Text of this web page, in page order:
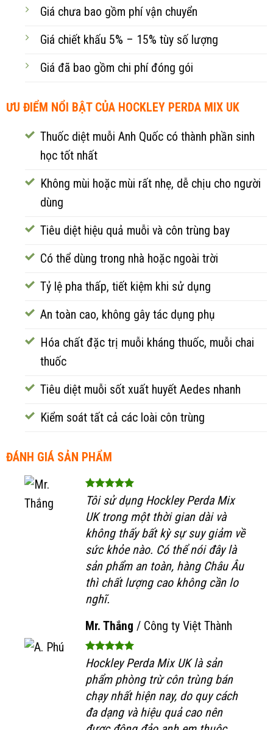
Giá chưa bao gồm phí vận chuyển
Giá chiết khấu 5% – 15% tùy số lượng
Giá đã bao gồm chi phí đóng gói
ƯU ĐIỂM NỔI BẬT CỦA HOCKLEY PERDA MIX UK
Thuốc diệt muỗi Anh Quốc có thành phần sinh
học tốt nhất
Không mùi hoặc mùi rất nhẹ, dễ chịu cho người
dùng
Tiêu diệt hiệu quả muỗi và côn trùng bay
Có thể dùng trong nhà hoặc ngoài trời
Tỷ lệ pha thấp, tiết kiệm khi sử dụng
An toàn cao, không gây tác dụng phụ
Hóa chất đặc trị muỗi kháng thuốc, muỗi chai
thuốc
Tiêu diệt muỗi sốt xuất huyết Aedes nhanh
Kiểm soát tất cả các loài côn trùng
ĐÁNH GIÁ SẢN PHẨM
Tôi sử dụng Hockley Perda Mix
UK trong một thời gian dài và
không thấy bất kỳ sự suy giảm về
sức khỏe nào. Có thể nói đây là
sản phẩm an toàn, hàng Châu Âu
thì chất lượng cao không cần lo
nghĩ.
Mr. Thắng / Công ty Việt Thành
Hockley Perda Mix UK là sản
phẩm phòng trừ côn trùng bán
chạy nhất hiện nay, do quy cách
đa dạng và hiệu quả cao nên